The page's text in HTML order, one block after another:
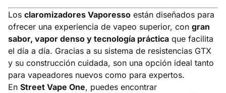
Los claromizadores Vaporesso están diseñados para
ofrecer una experiencia de vapeo superior, con gran
sabor, vapor denso y tecnología práctica que facilita
el día a día. Gracias a su sistema de resistencias GTX
y su construcción cuidada, son una opción ideal tanto
para vapeadores nuevos como para expertos.
En Street Vape One, puedes encontrar